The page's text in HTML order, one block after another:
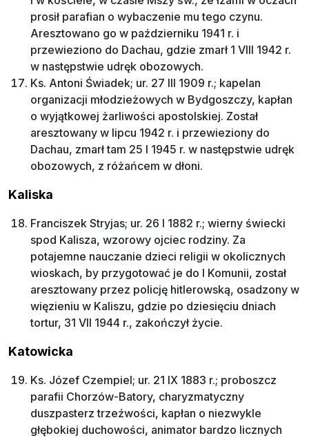
prosił parafian o wybaczenie mu tego czynu.
Aresztowano go w październiku 1941 r. i
przewieziono do Dachau, gdzie zmarł 1 VIII 1942 r.
w następstwie udręk obozowych.
Ks. Antoni Świadek; ur. 27 III 1909 r.; kapelan
organizacji młodzieżowych w Bydgoszczy, kapłan
o wyjątkowej żarliwości apostolskiej. Został
aresztowany w lipcu 1942 r. i przewieziony do
Dachau, zmarł tam 25 I 1945 r. w następstwie udręk
obozowych, z różańcem w dłoni.
Kaliska
Franciszek Stryjas; ur. 26 I 1882 r.; wierny świecki
spod Kalisza, wzorowy ojciec rodziny. Za
potajemne nauczanie dzieci religii w okolicznych
wioskach, by przygotować je do I Komunii, został
aresztowany przez policję hitlerowską, osadzony w
więzieniu w Kaliszu, gdzie po dziesięciu dniach
tortur, 31 VII 1944 r., zakończył życie.
Katowicka
Ks. Józef Czempiel; ur. 21 IX 1883 r.; proboszcz
parafii Chorzów-Batory, charyzmatyczny
duszpasterz trzeźwości, kapłan o niezwykle
głębokiej duchowości, animator bardzo licznych